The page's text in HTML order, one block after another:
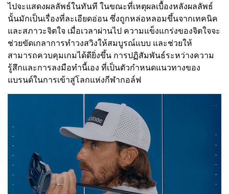
ไปจะแสดงผลลัพธ์ในทันที ในขณะที่เหตุผลเบื้องหลังผลลัพธ์
นั้นมักเป็นเรื่องที่ละเอียดอ่อน ซึ่งถูกหล่อหลอมขึ้นจากเทคนิค
และสภาวะจิตใจ เมื่อเวลาผ่านไป ความแข็งแกร่งของจิตใจจะ
ช่วยขัดเกลาการทำวงสวิงให้สมบูรณ์แบบ และช่วยให้
สามารถควบคุมเกมได้ดียิ่งขึ้น การปฏิสัมพันธ์ระหว่างความ
รู้สึกและการลงมือทำนี้เอง ที่เป็นตัวกำหนดแนวทางของ
แบรนด์ในการเข้าสู่โลกแห่งกีฬากอล์ฟ